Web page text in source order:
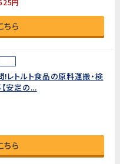
ら
!レトルト食品の原料運搬・検
安定の...
ら